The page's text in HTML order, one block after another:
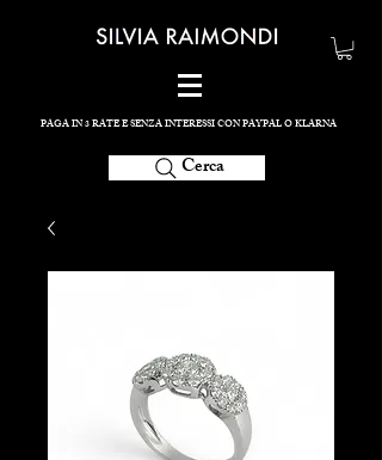
PAGA IN 3 RATE E SENZA INTERESSI CON PAYPAL O KLARNA
Cerca